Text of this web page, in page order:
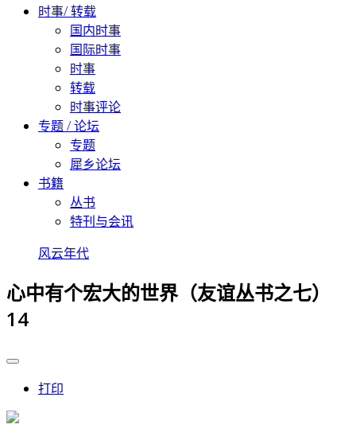
时事/ 转载
国内时事
国际时事
时事
转载
时事评论
专题 / 论坛
专题
犀乡论坛
书籍
丛书
特刊与会讯
风云年代
心中有个宏大的世界（友谊丛书之七）
14
打印